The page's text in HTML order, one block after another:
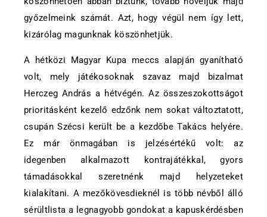
győzelmeink számát. Azt, hogy végül nem így lett,
kizárólag magunknak köszönhetjük.
A hétközi Magyar Kupa meccs alapján gyanítható
volt, mely játékosoknak szavaz majd bizalmat
Herczeg András a hétvégén. Az összeszokottságot
prioritásként kezelő edzőnk nem sokat változtatott,
csupán Szécsi került be a kezdőbe Takács helyére.
Ez már önmagában is jelzésértékű volt: az
idegenben alkalmazott kontrajátékkal, gyors
támadásokkal szeretnénk majd helyzeteket
kialakítani. A mezőkövesdieknél is több névből álló
sérültlista a legnagyobb gondokat a kapuskérdésben